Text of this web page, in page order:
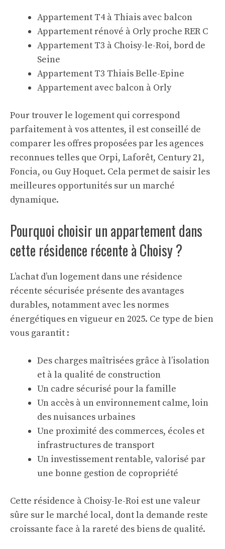
Appartement T4 à Thiais avec balcon
Appartement rénové à Orly proche RER C
Appartement T3 à Choisy-le-Roi, bord de
Seine
Appartement T3 Thiais Belle-Epine
Appartement avec balcon à Orly
Pour trouver le logement qui correspond
parfaitement à vos attentes, il est conseillé de
comparer les offres proposées par les agences
reconnues telles que Orpi, Laforêt, Century 21,
Foncia, ou Guy Hoquet. Cela permet de saisir les
meilleures opportunités sur un marché
dynamique.
Pourquoi choisir un appartement dans
cette résidence récente à Choisy ?
L’achat d’un logement dans une résidence
récente sécurisée présente des avantages
durables, notamment avec les normes
énergétiques en vigueur en 2025. Ce type de bien
vous garantit :
Des charges maîtrisées grâce à l’isolation
et à la qualité de construction
Un cadre sécurisé pour la famille
Un accès à un environnement calme, loin
des nuisances urbaines
Une proximité des commerces, écoles et
infrastructures de transport
Un investissement rentable, valorisé par
une bonne gestion de copropriété
Cette résidence à Choisy-le-Roi est une valeur
sûre sur le marché local, dont la demande reste
croissante face à la rareté des biens de qualité.